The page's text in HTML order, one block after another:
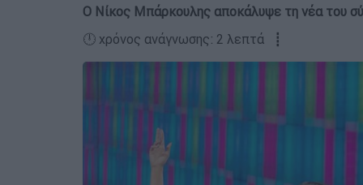
Ο Νίκος Μπάρκουλης αποκάλυψε τη νέα του
🕛 χρόνος ανάγνωσης: 2 λεπτά ┋